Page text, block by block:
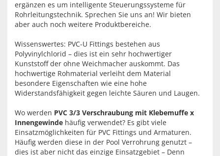
ergänzen es um intelligente Steuerungssysteme für
Rohrleitungstechnik. Sprechen Sie uns an! Wir bieten
aber auch noch weitere Produktbereiche.
Wissenswertes: PVC-U Fittings bestehen aus
Polyvinylchlorid – dies ist ein sehr hochwertiger
Kunststoff der ohne Weichmacher auskommt. Das
hochwertige Rohmaterial verleiht dem Material
besondere Eigenschaften wie eine hohe
Widerstandsfähigkeit gegen leichte Säuren und Laugen.
Wo werden PVC 3/3 Verschraubung mit Klebemuffe x
Innengewinde häufig verwendet? Es gibt viele
Einsatzmöglichkeiten für PVC Fittings und Armaturen.
Häufig werden diese in der Pool Verrohrung genutzt –
dies ist aber nicht das einzige Einsatzgebiet – Denn